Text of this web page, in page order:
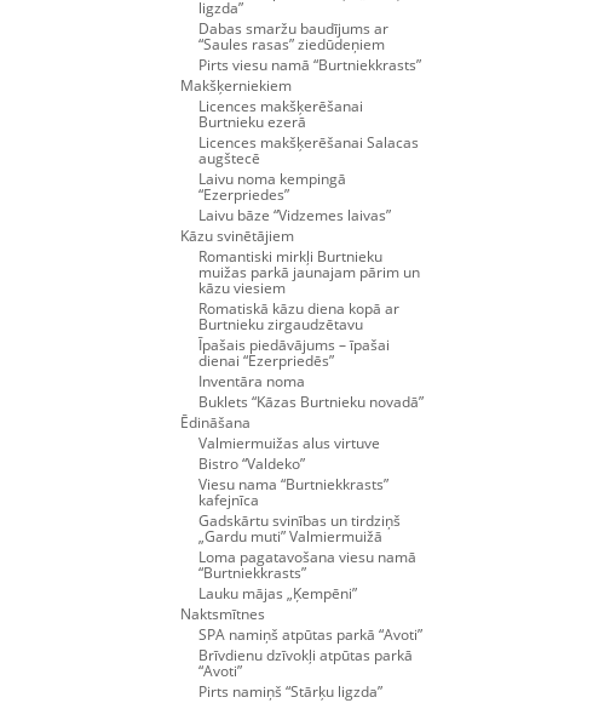
ligzda”
Dabas smaržu baudījums ar
“Saules rasas” ziedūdeņiem
Pirts viesu namā “Burtniekkrasts”
Makšķerniekiem
Licences makšķerēšanai
Burtnieku ezerā
Licences makšķerēšanai Salacas
augštecē
Laivu noma kempingā
“Ezerpriedes”
Laivu bāze “Vidzemes laivas”
Kāzu svinētājiem
Romantiski mirkļi Burtnieku
muižas parkā jaunajam pārim un
kāzu viesiem
Romatiskā kāzu diena kopā ar
Burtnieku zirgaudzētavu
Īpašais piedāvājums – īpašai
dienai “Ezerpriedēs”
Inventāra noma
Buklets “Kāzas Burtnieku novadā”
Ēdināšana
Valmiermuižas alus virtuve
Bistro “Valdeko”
Viesu nama “Burtniekkrasts”
kafejnīca
Gadskārtu svinības un tirdziņš
„Gardu muti” Valmiermuižā
Loma pagatavošana viesu namā
“Burtniekkrasts”
Lauku mājas „Ķempēni”
Naktsmītnes
SPA namiņš atpūtas parkā “Avoti”
Brīvdienu dzīvokļi atpūtas parkā
“Avoti”
Pirts namiņš “Stārķu ligzda”